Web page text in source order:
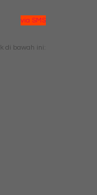
via SMS
di bawah ini: